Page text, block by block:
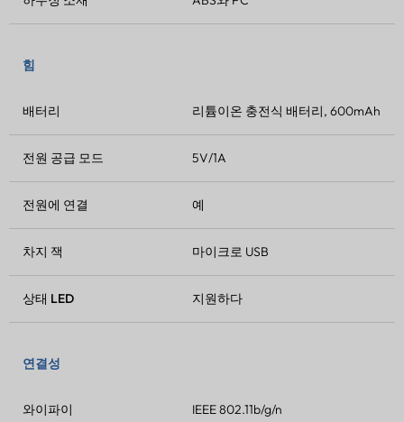
힘
배터리 리튬이온 충전식 배터리, 600mAh
전원 공급 모드 5V/1A
전원에 연결 예
차지 잭 마이크로 USB
상태 LED 지원하다
연결성
와이파이 IEEE 802.11b/g/n